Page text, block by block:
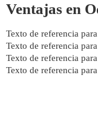
Ventajas en
Texto de referencia
Texto de referencia
Texto de referencia
Texto de referencia